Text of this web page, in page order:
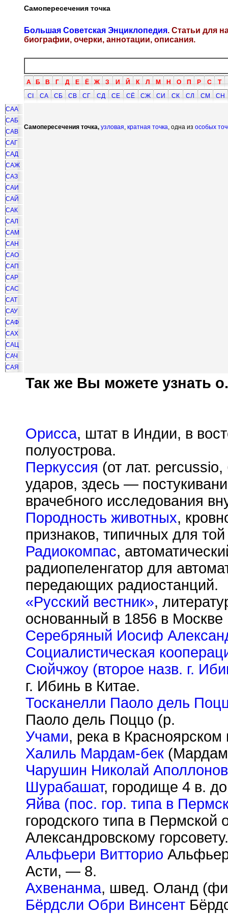
Самопересечения точка
Большая Советская Энциклопедия. Статьи для
биографии, очерки, аннотации, описания.
А Б В Г Д Е Ё Ж З И Й К Л М Н О П Р С Т
СI
СА СБ СВ СГ СД СЕ СЁ СЖ СИ СК СЛ СМ
СН
САА
САБ
САВ
САГ
САД
САЖ
САЗ
САИ
САЙ
САК
САЛ
САМ
САН
САО
САП
САР
САС
САТ
САУ
САФ
САХ
САЦ
САЧ
САЯ
Самопересечения точка, узловая, кратная точка, одна из особых
Так же Вы можете узнать
Орисса, штат в Индии, в
полуострова.
Перкуссия (от лат.
ударов, здесь —
врачебного исследования
Породность животных,
признаков, типичных для
Радиокомпас,
радиопеленгатор для
передающих радиостанций.
«Русский вестник»,
основанный в 1856 в
Серебряный Иосиф
Социалистическая
Сюйчжоу (второе назв. г.
г. Ибинь в Китае.
Тосканелли Паоло дель
Паоло дель Поццо (р.
Учами, река в
Халиль Мардам-бек
Чарушин Николай
Шурабашат, городище 4 в.
Яйва (пос. гор. типа в
городского типа в
Александровскому горсовету.
Альфьери Витторио
Асти, — 8.
Ахвенанма, швед. Оланд
Бёрдсли Обри Винсент